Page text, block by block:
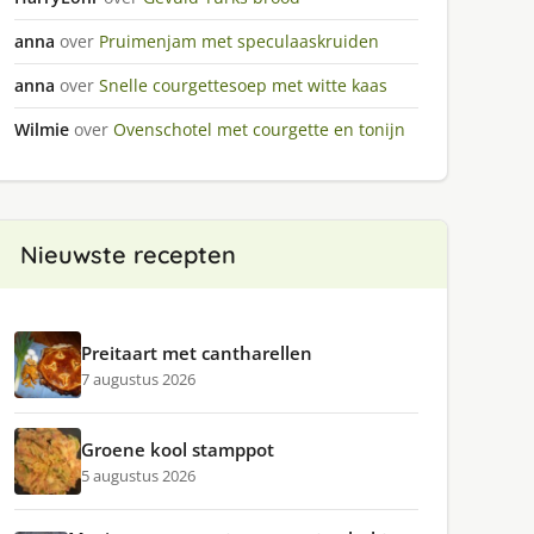
anna over Pruimenjam met speculaaskruiden
anna over Snelle courgettesoep met witte kaas
Wilmie over Ovenschotel met courgette en tonijn
Nieuwste recepten
Preitaart met cantharellen
7 augustus 2026
Groene kool stamppot
5 augustus 2026